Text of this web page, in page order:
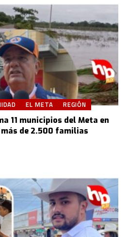
EL META REGIÓN
11 municipios del Meta en
de 2.500 familias